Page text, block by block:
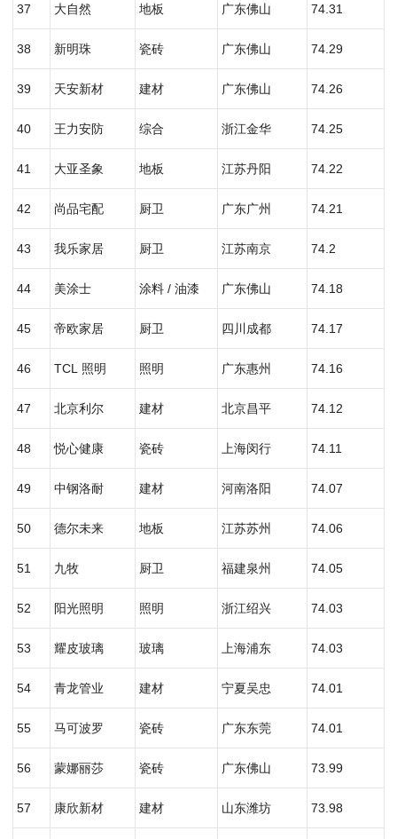
37 大自然 地板 广东佛山 74.31
38 新明珠 瓷砖 广东佛山 74.29
39 天安新材 建材 广东佛山 74.26
40 王力安防 综合 浙江金华 74.25
41 大亚圣象 地板 江苏丹阳 74.22
42 尚品宅配 厨卫 广东广州 74.21
43 我乐家居 厨卫 江苏南京 74.2
44 美涂士 涂料 / 油漆 广东佛山 74.18
45 帝欧家居 厨卫 四川成都 74.17
46 TCL 照明 照明 广东惠州 74.16
47 北京利尔 建材 北京昌平 74.12
48 悦心健康 瓷砖 上海闵行 74.11
49 中钢洛耐 建材 河南洛阳 74.07
50 德尔未来 地板 江苏苏州 74.06
51 九牧 厨卫 福建泉州 74.05
52 阳光照明 照明 浙江绍兴 74.03
53 耀皮玻璃 玻璃 上海浦东 74.03
54 青龙管业 建材 宁夏吴忠 74.01
55 马可波罗 瓷砖 广东东莞 74.01
56 蒙娜丽莎 瓷砖 广东佛山 73.99
57 康欣新材 建材 山东潍坊 73.98